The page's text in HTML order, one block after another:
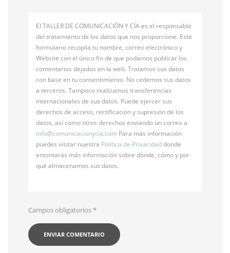
El TALLER DE COMUNICACIÓN Y CÍA es el responsable
del tratamiento de los datos que nos proporcione. Este
formulario recopila tu nombre, correo electrónico y
Website con el único fin de que podamos publicar los
comentarios dejados en la web. Tratamos sus datos
con base en tu consentimiento. No cedemos sus datos
a terceros. Tampoco realizamos transferencias
internacionales de sus datos. Puede ejercer sus
derechos de acceso, rectificación y supresión de los
datos, así como otros derechos enviando un correo a
info@comunicacionycia.com Para más información
puedes visitar nuestra Política de Privacidaddonde
entontarás más información sobre dónde, cómo y por
qué almacenamos sus datos.
Campos obligatorios*